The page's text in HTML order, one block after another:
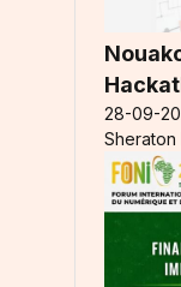
28-09-
Sheraton